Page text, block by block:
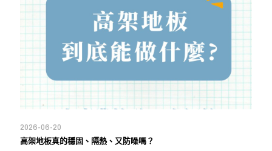
2026-06-20
高架地板真的穩固、隔熱、又防噪嗎？